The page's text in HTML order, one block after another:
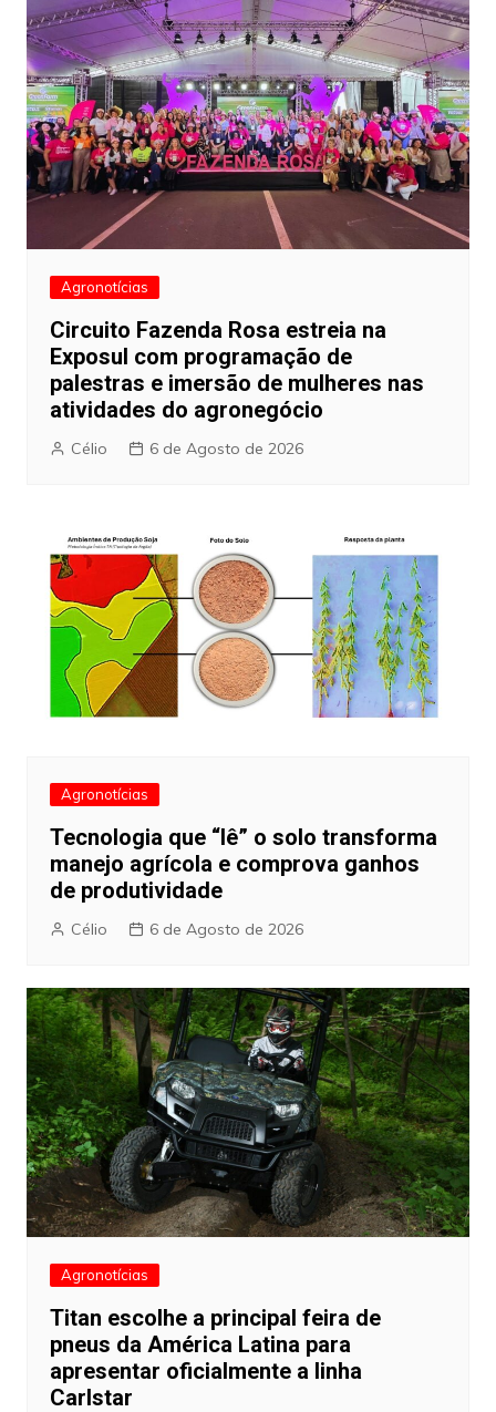
Agronotícias
Circuito Fazenda Rosa estreia na
Exposul com programação de
palestras e imersão de mulheres nas
atividades do agronegócio
Célio 6 de Agosto de 2026
Agronotícias
Tecnologia que “lê” o solo transforma
manejo agrícola e comprova ganhos
de produtividade
Célio 6 de Agosto de 2026
Agronotícias
Titan escolhe a principal feira de
pneus da América Latina para
apresentar oficialmente a linha
Carlstar